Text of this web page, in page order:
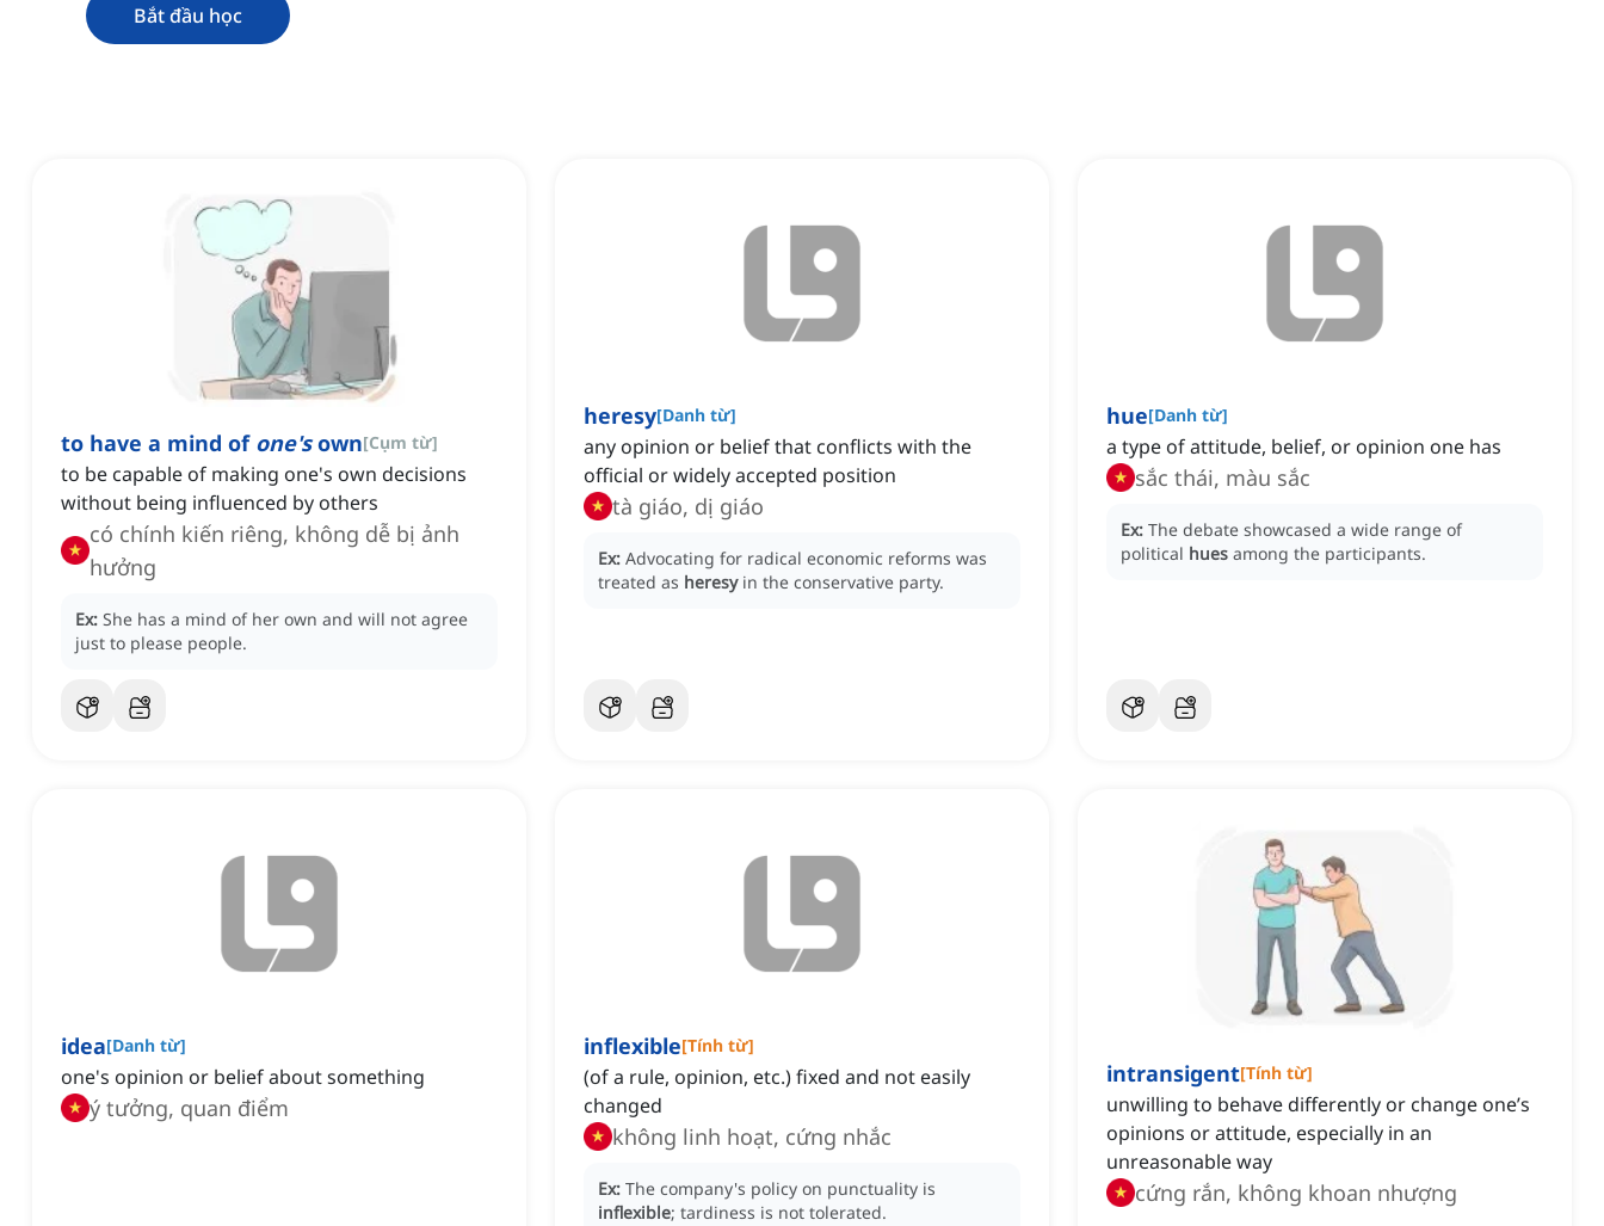
Bắt đầu học
to have a mind of one'sown[Cụm từ]
to be capable of making one's own decisions
without being influenced by others
có chính kiến riêng, không dễ bị ảnh
hưởng
Ex: She has a mind of her own and will not agree
just to please people.
heresy[Danh từ]
any opinion or belief that conflicts with the
official or widely accepted position
tà giáo, dị giáo
Ex: Advocating for radical economic reforms was
treated as heresy in the conservative party.
hue[Danh từ]
a type of attitude, belief, or opinion one has
sắc thái, màu sắc
Ex: The debate showcased a wide range of
political hues among the participants.
idea[Danh từ]
one's opinion or belief about something
ý tưởng, quan điểm
inflexible[Tính từ]
(of a rule, opinion, etc.) fixed and not easily
changed
không linh hoạt, cứng nhắc
Ex: The company's policy on punctuality is
inflexible; tardiness is not tolerated.
intransigent[Tính từ]
unwilling to behave differently or change one’s
opinions or attitude, especially in an
unreasonable way
cứng rắn, không khoan nhượng